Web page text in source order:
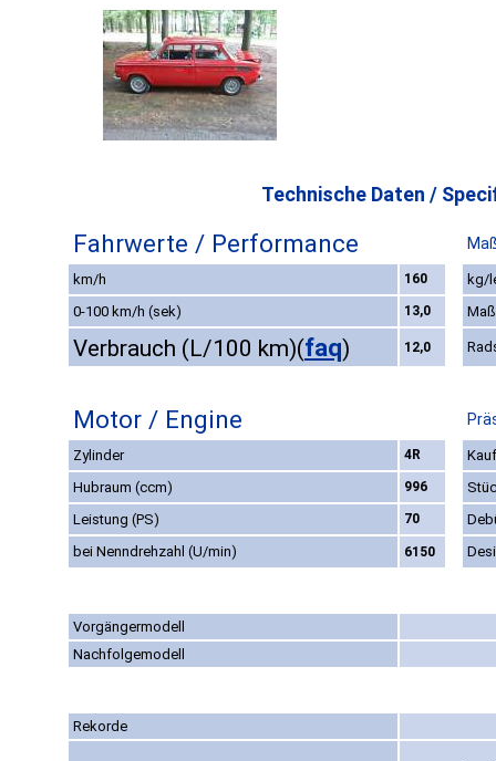
Technische Daten /
Fahrwerte / Performance
km/h 160
kg/
0-100 km/h (sek)
13,0
Verbrauch (L/100 km)(faq) 12,0
Motor / Engine
Zylinder 4R
Hubraum (ccm)
996
Leistung (PS)
70
bei Nenndrehzahl (U/min)
6150
Vorgängermodell
Nachfolgemodell
Rekorde